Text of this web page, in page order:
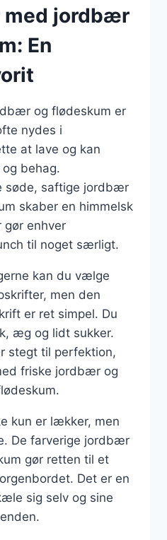
med jordbær
En
og flødeskum er
nydes i
at lave og kan
behag.
søde, saftige jordbær
skaber en himmelsk
gør enhver
til noget særligt.
kan du vælge
men den
er ret simpel. Du
æg og lidt sukker.
stegt til perfektion,
friske jordbær og
kun er lækker, men
De farverige jordbær
gør retten til et
Det er en
sig selv og sine